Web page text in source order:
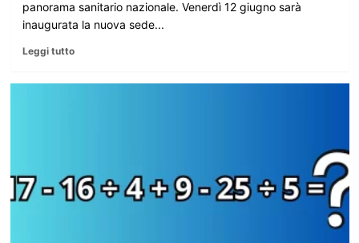
panorama sanitario nazionale. Venerdì 12 giugno sarà
inaugurata la nuova sede...
Leggi tutto